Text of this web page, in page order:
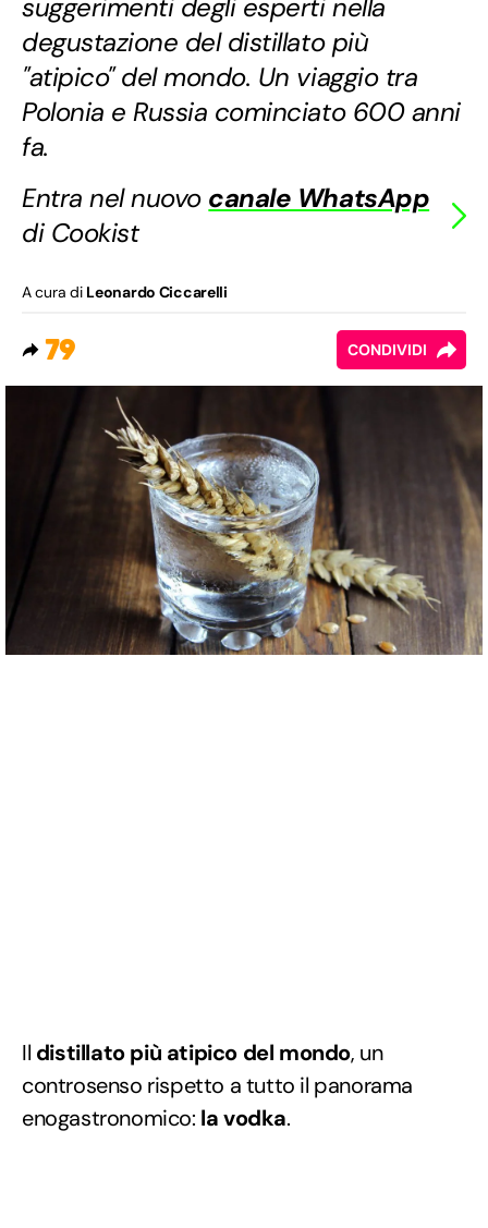
suggerimenti degli esperti nella
degustazione del distillato più
"atipico" del mondo. Un viaggio tra
Polonia e Russia cominciato 600 anni
fa.
Entra nel nuovo canale WhatsApp
di Cookist
A cura di Leonardo Ciccarelli
79 CONDIVIDI
Il distillato più atipico del mondo, un
controsenso rispetto a tutto il panorama
enogastronomico: la vodka.